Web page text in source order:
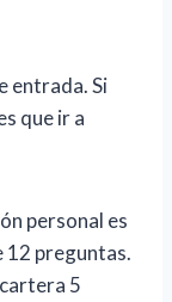
entrada. Si
que ir a
personal es
12 preguntas.
5